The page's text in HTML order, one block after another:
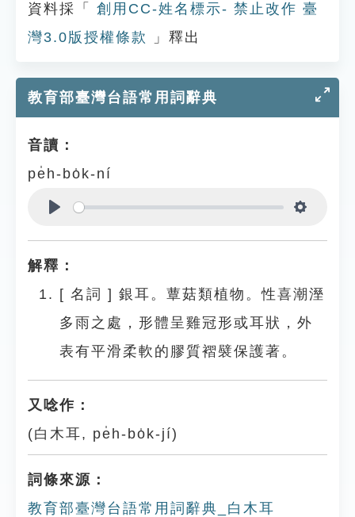
資料採「
創用CC-姓名標示- 禁止改作 臺
灣3.0版授權條款
」釋出
教育部臺灣台語常用詞辭典
音讀：
pe̍h-bo̍k-ní
解釋：
[ 名詞 ] 銀耳。蕈菇類植物。性喜潮溼
多雨之處，形體呈雞冠形或耳狀，外
表有平滑柔軟的膠質褶襞保護著。
又唸作：
(白木耳, pe̍h-bo̍k-jí)
詞條來源：
教育部臺灣台語常用詞辭典_白木耳